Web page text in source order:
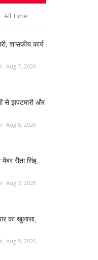
All Time
शासकीय कार्य
Aug 7, 2026
से झपटमारी और
Aug 8, 2026
रीता सिंह,
Aug 3, 2026
का खुलासा,
Aug 9, 2026